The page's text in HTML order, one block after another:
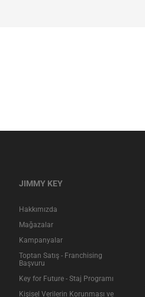
JIMMY KEY
Hakkımızda
Mağazalar
Kampanyalar
Toptan Satış - Franchising
Başvuru
Key for Future - Staj Programı
Kişisel Verilerin Korunması ve